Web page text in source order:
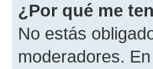
¿Por qué me
No estás
moderadores.